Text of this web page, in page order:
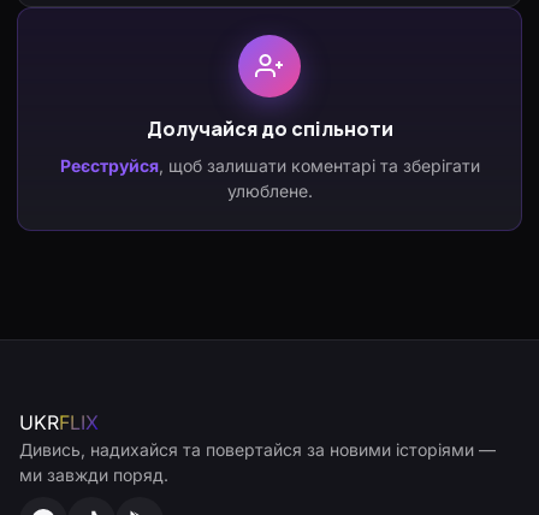
Долучайся до спільноти
Реєструйся, щоб залишати коментарі та зберігати
улюблене.
UKRFLIX
Дивись, надихайся та повертайся за новими історіями —
ми завжди поряд.